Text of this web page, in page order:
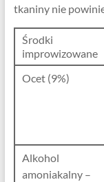
tkaniny nie
Środki
improwizowane
Ocet (9%)
Alkohol
amoniakalny –